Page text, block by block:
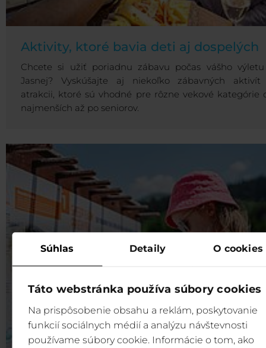
Súhlas Detaily O cookies
Táto webstránka používa súbory cookies
Na prispôsobenie obsahu a reklám, poskytovanie
funkcií sociálnych médií a analýzu návštevnosti
používame súbory cookie. Informácie o tom, ako
Aktivity, ktoré bavia deti aj dospelých
Chcete si užiť poriadnu zábavu počas vášho
Jasnej? Vyskúšajte aj niekoľko zábavných
atrakcii, ktoré sú vhodné pre rôzne vekové kategórie
najmenších až po seniorov.